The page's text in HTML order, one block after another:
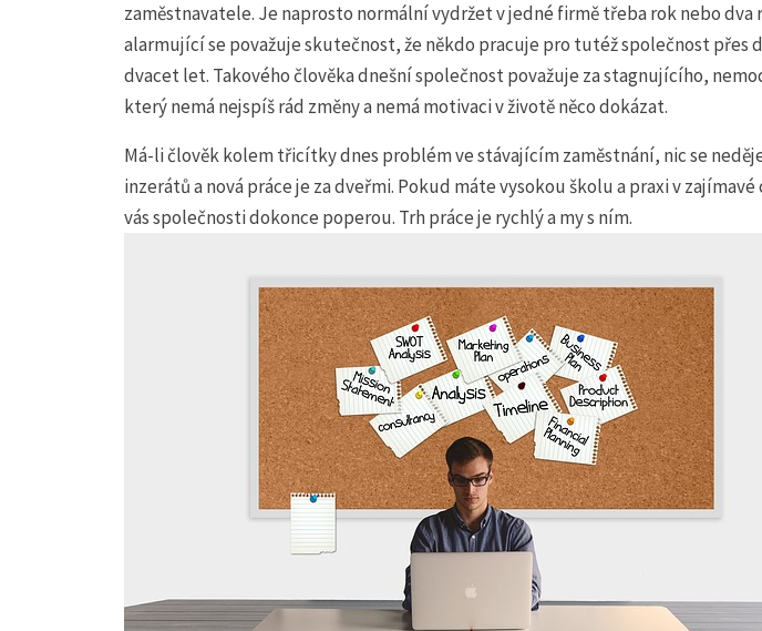
zaměstnavatele. Je naprosto normální vydržet v jedné firmě třeba rok nebo dva
alarmující se považuje skutečnost, že někdo pracuje pro tutéž společnost přes
dvacet let. Takového člověka dnešní společnost považuje za stagnujícího,
který nemá nejspíš rád změny a nemá motivaci v životě něco dokázat.
Má-li člověk kolem třicítky dnes problém ve stávajícím zaměstnání, nic se
inzerátů a nová práce je za dveřmi. Pokud máte vysokou školu a praxi v zajímavé
vás společnosti dokonce poperou. Trh práce je rychlý a my s ním.